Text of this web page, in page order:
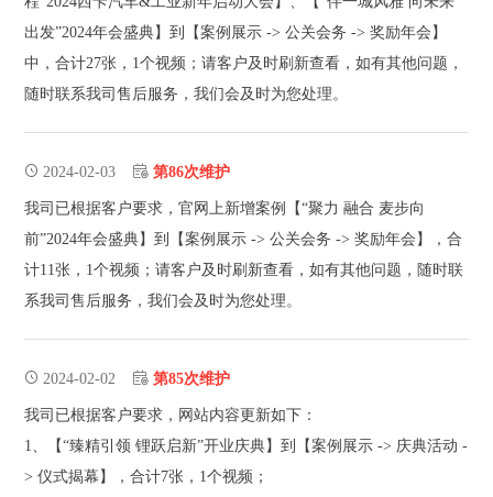
出发”2024年会盛典】到【案例展示 -> 公关会务 -> 奖励年会】
中，合计27张，1个视频；请客户及时刷新查看，如有其他问题，
随时联系我司售后服务，我们会及时为您处理。
2024-02-03 第86次维护
我司已根据客户要求，官网上新增案例【“聚力 融合 麦步向
前”2024年会盛典】到【案例展示 -> 公关会务 -> 奖励年会】，合
计11张，1个视频；请客户及时刷新查看，如有其他问题，随时联
系我司售后服务，我们会及时为您处理。
2024-02-02 第85次维护
我司已根据客户要求，网站内容更新如下：
1、【“臻精引领 锂跃启新”开业庆典】到【案例展示 -> 庆典活动 -
> 仪式揭幕】，合计7张，1个视频；